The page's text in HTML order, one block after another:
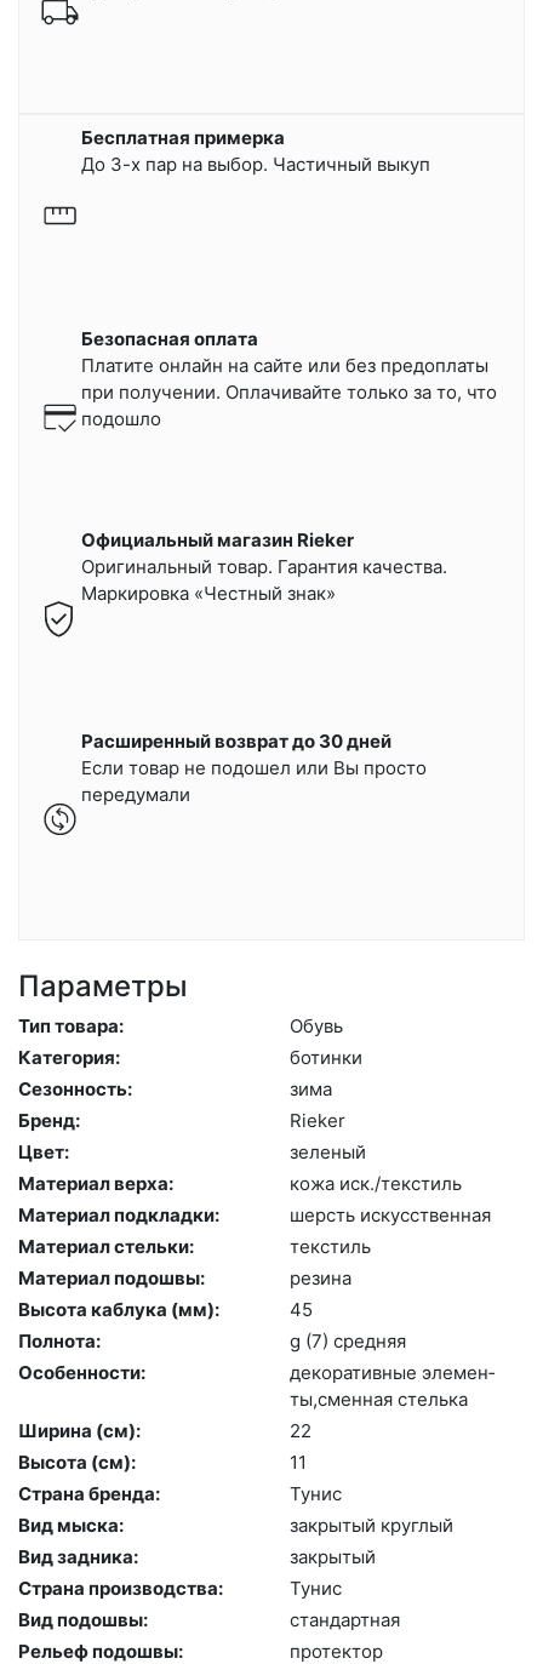
Бесплатная примерка
До 3-х пар на выбор. Частичный выкуп
Безопасная оплата
Платите онлайн на сайте или без предоплаты
при получении. Оплачивайте только за то, что
подошло
Официальный магазин Rieker
Оригинальный товар. Гарантия качества.
Маркировка «Честный знак»
Расширенный возврат до 30 дней
Если товар не подошел или Вы просто
передумали
Параметры
Тип товара:
Обувь
Категория:
бо­тин­ки
Сезонность:
зи­ма
Бренд:
Ri­eker
Цвет:
зе­леный
Материал верха:
ко­жа иск./текс­тиль
Материал подкладки:
шерсть ис­кусс­твен­ная
Материал стельки:
текс­тиль
Материал подошвы:
ре­зина
Высота каблука (мм):
45
Полнота:
g (7) сред­няя
Особенности:
де­кора­тив­ные эле­мен­
ты,смен­ная стель­ка
Ширина (см):
22
Высота (cм):
11
Страна бренда:
Ту­нис
Вид мыска:
зак­ры­тый круг­лый
Вид задника:
зак­ры­тый
Страна производства:
Ту­нис
Вид подошвы:
стан­дарт­ная
Рельеф подошвы:
про­тек­тор